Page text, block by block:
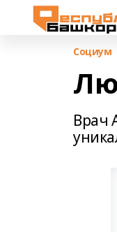
Cоциум
Врач